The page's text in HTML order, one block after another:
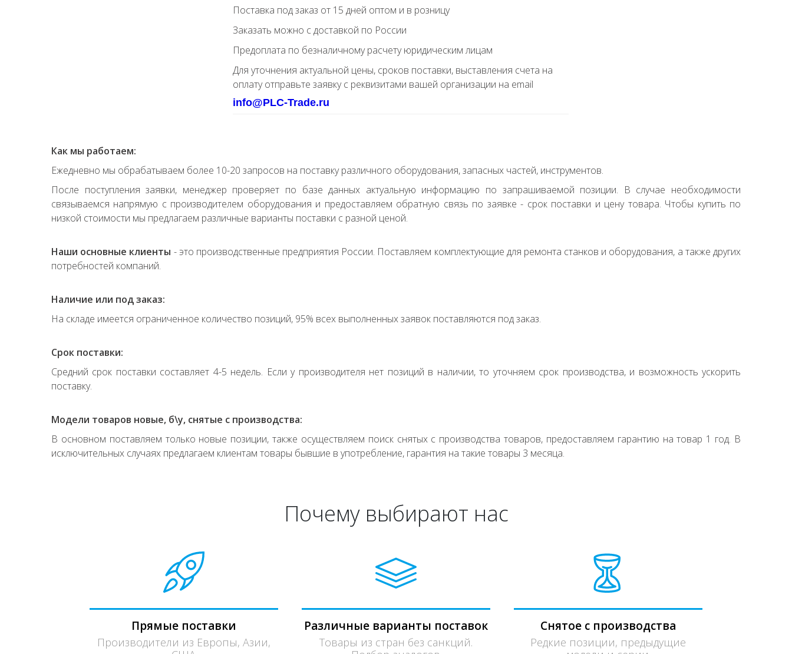
Поставка под заказ от 15 дней оптом и в розницу
Заказать можно с доставкой по России
Предоплата по безналичному расчету юридическим лицам
Для уточнения актуальной цены, сроков поставки, выставления счета на
оплату отправьте заявку с реквизитами вашей организации на email
info@PLC-Trade.ru
Как мы работаем:
Ежедневно мы обрабатываем более 10-20 запросов на поставку различного оборудования, запасных частей, инструментов.
После поступления заявки, менеджер проверяет по базе данных актуальную информацию по запрашиваемой позиции. В случае необходимости
связываемся напрямую с производителем оборудования и предоставляем обратную связь по заявке - срок поставки и цену товара. Чтобы купить по
низкой стоимости мы предлагаем различные варианты поставки с разной ценой.
Наши основные клиенты - это производственные предприятия России. Поставляем комплектующие для ремонта станков и оборудования, а также других
потребностей компаний.
Наличие или под заказ:
На складе имеется ограниченное количество позиций, 95% всех выполненных заявок поставляются под заказ.
Срок поставки:
Средний срок поставки составляет 4-5 недель. Если у производителя нет позиций в наличии, то уточняем срок производства, и возможность ускорить
поставку.
Модели товаров новые, б\у, снятые с производства:
В основном поставляем только новые позиции, также осуществляем поиск снятых с производства товаров, предоставляем гарантию на товар 1 год. В
исключительных случаях предлагаем клиентам товары бывшие в употребление, гарантия на такие товары 3 месяца.
Почему выбирают нас
Прямые поставки
Производители из Европы, Азии,
Различные варианты поставок
Товары из стран без санкций.
Снятое с производства
Редкие позиции, предыдущие